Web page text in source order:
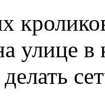
улице в